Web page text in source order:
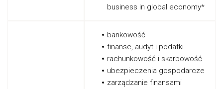
business in global economy*
bankowość
finanse, audyt i podatki
rachunkowość i skarbowość
ubezpieczenia gospodarcze
zarządzanie finansami